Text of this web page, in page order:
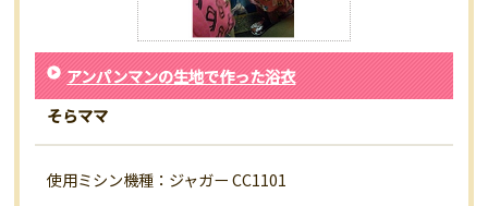
アンパンマンの生地で作った浴衣
そらママ
使用ミシン機種：ジャガー CC1101